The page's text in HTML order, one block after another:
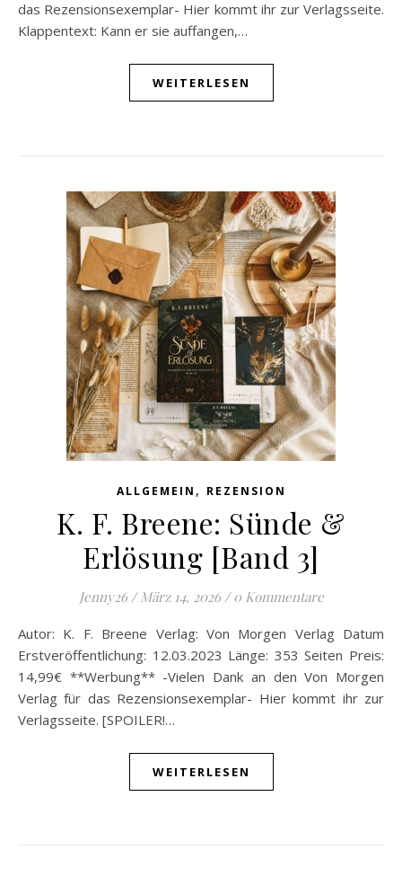
das Rezensionsexemplar- Hier kommt ihr zur Verlagsseite.
Klappentext: Kann er sie auffangen,…
WEITERLESEN
ALLGEMEIN , REZENSION
K. F. Breene: Sünde &
Erlösung [Band 3]
Jenny26 / März 14, 2026 / 0 Kommentare
Autor: K. F. Breene Verlag: Von Morgen Verlag Datum
Erstveröffentlichung: 12.03.2023 Länge: 353 Seiten Preis:
14,99€ **Werbung** -Vielen Dank an den Von Morgen
Verlag für das Rezensionsexemplar- Hier kommt ihr zur
Verlagsseite. [SPOILER!…
WEITERLESEN